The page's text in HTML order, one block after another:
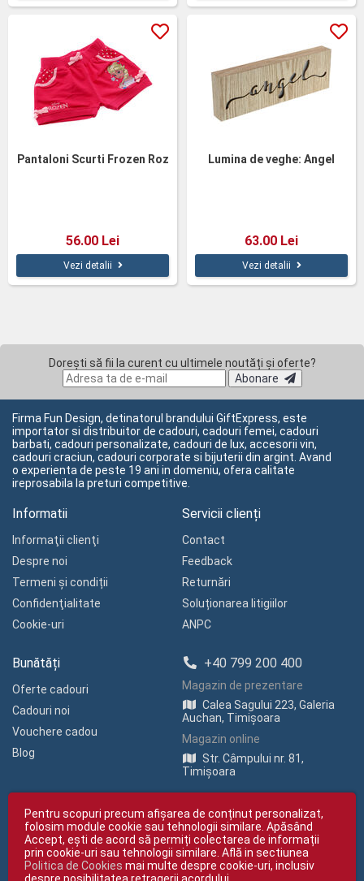
Pantaloni Scurti Frozen Roz
56.00 Lei
Vezi detalii
Lumina de veghe: Angel
63.00 Lei
Vezi detalii
Dorești să fii la curent cu ultimele noutăți și oferte?
Abonare
Firma Fun Design, detinatorul brandului GiftExpress, este
importator si distribuitor de cadouri, cadouri femei, cadouri
barbati, cadouri personalizate, cadouri de lux, accesorii vin,
cadouri craciun, cadouri corporate si bijuterii din argint. Avand
o experienta de peste 19 ani in domeniu, ofera calitate
ireprosabila la preturi competitive.
Informatii
Informaţii clienţi
Despre noi
Termeni și condiții
Confidenţialitate
Cookie-uri
Servicii clienți
Contact
Feedback
Returnări
Soluționarea litigiilor
ANPC
Bunătăți
Oferte cadouri
Cadouri noi
Vouchere cadou
Blog
+40 799 200 400
Magazin de prezentare
Calea Sagului 223, Galeria
Auchan, Timișoara
Magazin online
Str. Câmpului nr. 81,
Timișoara
Copyright © giftexpress.ro | Toate drepturile rezervate
Pentru scopuri precum afișarea de conținut personalizat,
folosim module cookie sau tehnologii similare. Apăsând
Accept, ești de acord să permiți colectarea de informații
prin cookie-uri sau tehnologii similare. Află in sectiunea
Politica de Cookies mai multe despre cookie-uri, inclusiv